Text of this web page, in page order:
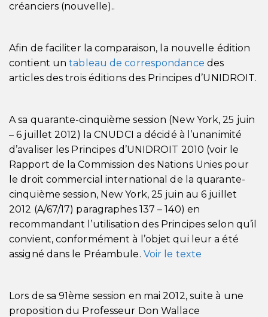
créanciers (nouvelle)..
Afin de faciliter la comparaison, la nouvelle édition
contient untableau de correspondance des
articles des trois éditions des Principes d’UNIDROIT.
A sa quarante-cinquième session (New York, 25 juin
– 6 juillet 2012) la CNUDCI a décidé à l’unanimité
d’avaliser les Principes d’UNIDROIT 2010 (voir le
Rapport de la Commission des Nations Unies pour
le droit commercial international de la quarante-
cinquième session, New York, 25 juin au 6 juillet
2012 (A/67/17) paragraphes 137 – 140) en
recommandant l’utilisation des Principes selon qu’il
convient, conformément à l’objet qui leur a été
assigné dans le Préambule. Voir le texte
Lors de sa 91ème session en mai 2012, suite à une
proposition du Professeur Don Wallace